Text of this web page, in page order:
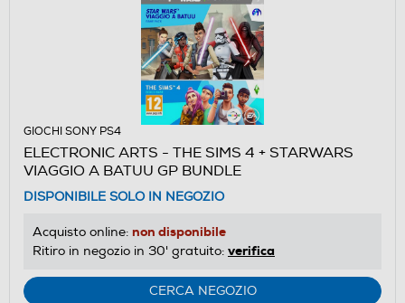
GIOCHI SONY PS4
ELECTRONIC ARTS - THE SIMS 4 + STARWARS
VIAGGIO A BATUU GP BUNDLE
DISPONIBILE SOLO IN NEGOZIO
Acquisto online: non disponibile
Ritiro in negozio in 30' gratuito: verifica
CERCA NEGOZIO